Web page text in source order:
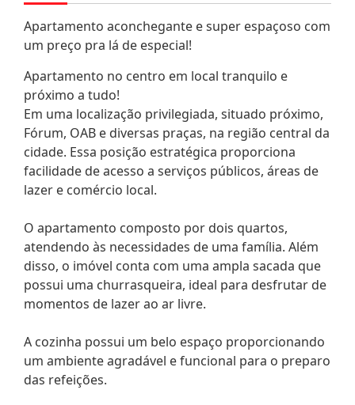
Apartamento aconchegante e super espaçoso com
um preço pra lá de especial!
Apartamento no centro em local tranquilo e
próximo a tudo!
Em uma localização privilegiada, situado próximo,
Fórum, OAB e diversas praças, na região central da
cidade. Essa posição estratégica proporciona
facilidade de acesso a serviços públicos, áreas de
lazer e comércio local.
O apartamento composto por dois quartos,
atendendo às necessidades de uma família. Além
disso, o imóvel conta com uma ampla sacada que
possui uma churrasqueira, ideal para desfrutar de
momentos de lazer ao ar livre.
A cozinha possui um belo espaço proporcionando
um ambiente agradável e funcional para o preparo
das refeições.